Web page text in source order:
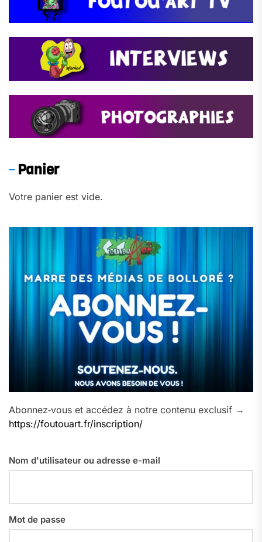
Panier
Votre panier est vide.
Abonnez‑vous et accédez à notre contenu exclusif →
https://foutouart.fr/inscription/
Nom d'utilisateur ou adresse e-mail
Mot de passe